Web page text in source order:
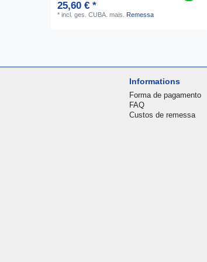
25,60 € *
*incl. ges. CUBA. mais. Remessa
Informations
Forma de pagamento
FAQ
Custos de remessa